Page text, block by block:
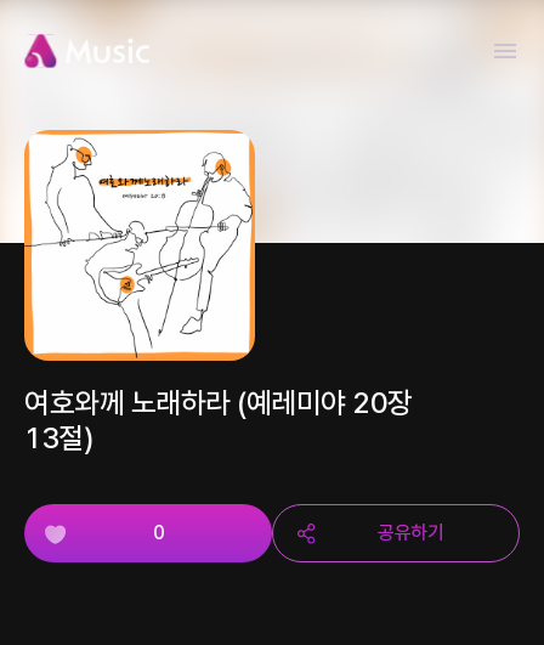
여호와께 노래하라 (예레미야 20장
13절)
0 공유하기